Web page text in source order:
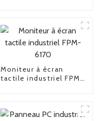
Moniteur à écran
tactile industriel FPM-